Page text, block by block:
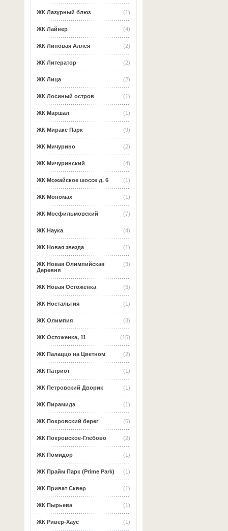
(1)
ЖК Лазурный блюз
(4)
ЖК Лайнер
(2)
ЖК Липовая Аллея
(2)
ЖК Литератор
(2)
ЖК Лица
(1)
ЖК Лосиный остров
(1)
ЖК Маршал
(9)
ЖК Миракс Парк
(2)
ЖК Мичурино
(4)
ЖК Мичуринский
(1)
ЖК Можайское шоссе д. 6
(1)
ЖК Мономах
(7)
ЖК Мосфильмовский
(4)
ЖК Наука
(1)
ЖК Новая звезда
(3)
ЖК Новая Олимпийская
Деревня
(3)
ЖК Новая Остоженка
(1)
ЖК Ностальгия
(3)
ЖК Олимпия
(15)
ЖК Остоженка, 11
(2)
ЖК Палаццо на Цветном
(1)
ЖК Патриот
(1)
ЖК Петровский Дворик
(1)
ЖК Пирамида
(6)
ЖК Покровский берег
(2)
ЖК Покровское-Глебово
(1)
ЖК Помидор
(1)
ЖК Прайм Парк (Prime Park)
(1)
ЖК Приват Сквер
(1)
ЖК Пырьева
(1)
ЖК Ривер-Хаус